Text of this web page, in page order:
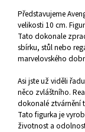
Představujeme
velikosti 10 cm.
Tato dokonale
sbírku, stůl nebo
marvelovského
Asi jste už viděli
něco zvláštního.
dokonalé ztvárnění
Tato figurka je
životnost a